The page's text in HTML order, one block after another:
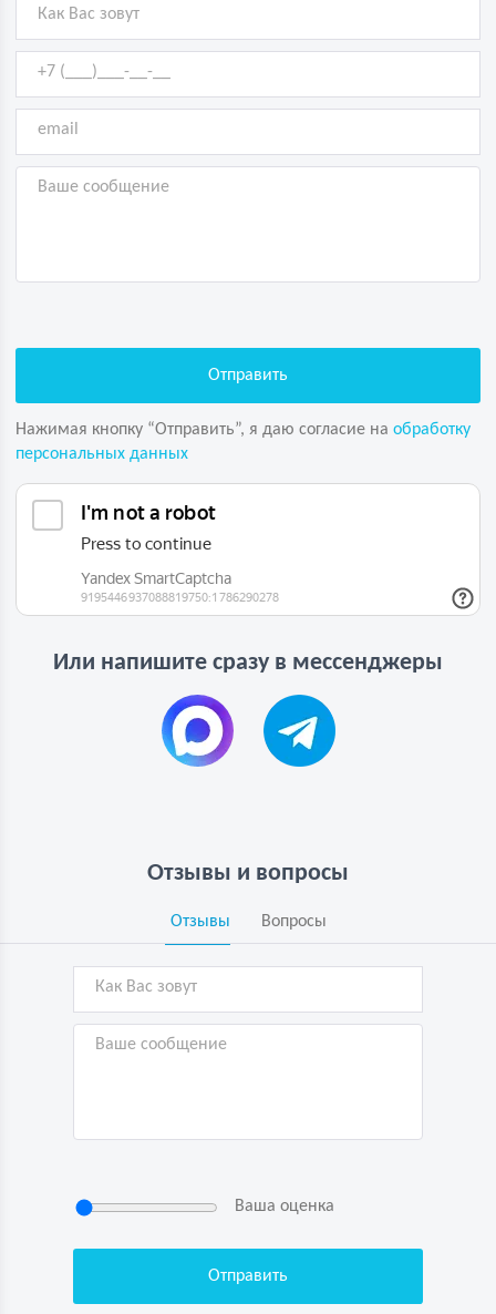
Нажимая кнопку “Отправить”, я даю согласие на обработку
персональных данных
Или напишите сразу в мессенджеры
Отзывы и вопросы
Отзывы Вопросы
Ваша оценка
Нажимая кнопку “Отправить”, я